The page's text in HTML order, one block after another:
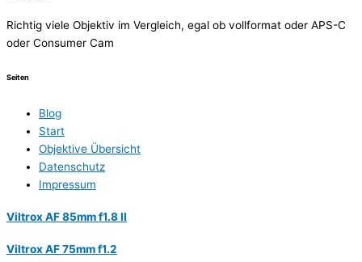
Richtig viele Objektiv im Vergleich, egal ob vollformat oder APS-C
oder Consumer Cam
Seiten
Blog
Start
Objektive Übersicht
Datenschutz
Impressum
Viltrox AF 85mm f1.8 II
Viltrox AF 75mm f1.2